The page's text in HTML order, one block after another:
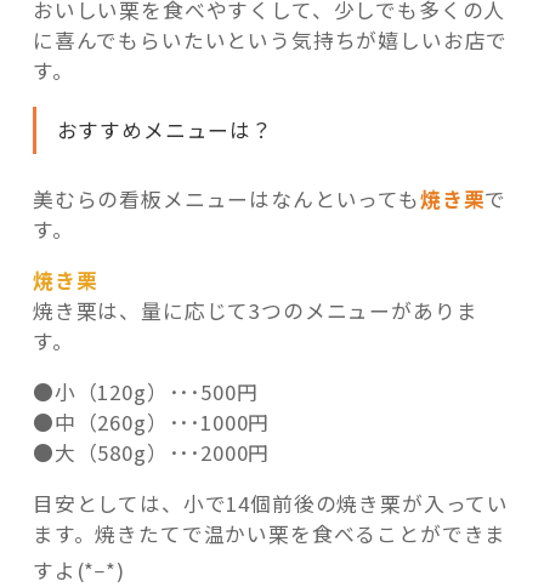
おいしい栗を食べやすくして、少しでも多くの人
に喜んでもらいたいという気持ちが嬉しいお店で
す。
おすすめメニューは？
美むらの看板メニューはなんといっても焼き栗で
す。
焼き栗
焼き栗は、量に応じて3つのメニューがありま
す。
●小（120g）･･･500円
●中（260g）･･･1000円
●大（580g）･･･2000円
目安としては、小で14個前後の焼き栗が入ってい
ます。焼きたてで温かい栗を食べることができま
すよ(* *)